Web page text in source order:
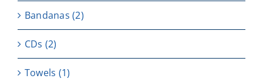
Bandanas (2)
CDs (2)
Towels (1)